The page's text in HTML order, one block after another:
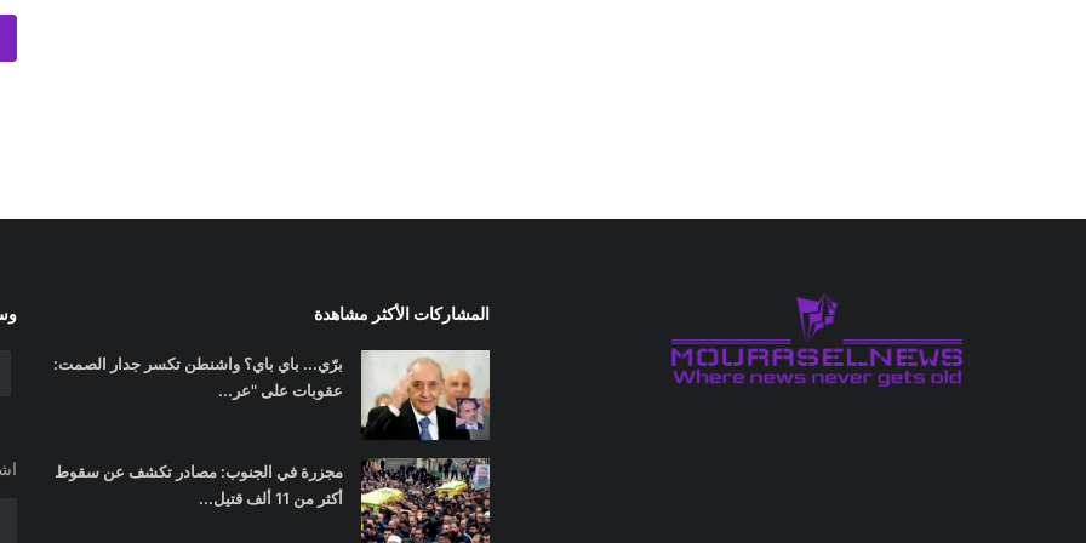
المشاركات الأكثر مشاهدة
برّي... باي باي؟ واشنطن تكسر جدار الصمت:
عقوبات على "عر...
مجزرة في الجنوب: مصادر تكشف عن سقوط
أكثر من 11 ألف قتيل...